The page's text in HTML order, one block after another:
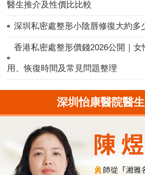
醫生推介及性價比比較
深圳私密處整形小陰唇修復大約多
香港私密處整形價錢2026公開｜
用、恢復時間及常見問題整理
深圳怡康醫院醫